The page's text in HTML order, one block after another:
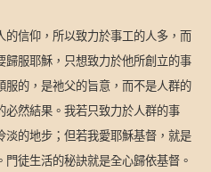
信仰，所以致力於事工的人多，而
服耶穌，只想致力於他所創立的事
的，是祂父的旨意，而不是人群的
必然結果。我若只致力於人群的事
的地步；但若我愛耶穌基督，就是
徒生活的秘訣就是全心歸依基督。